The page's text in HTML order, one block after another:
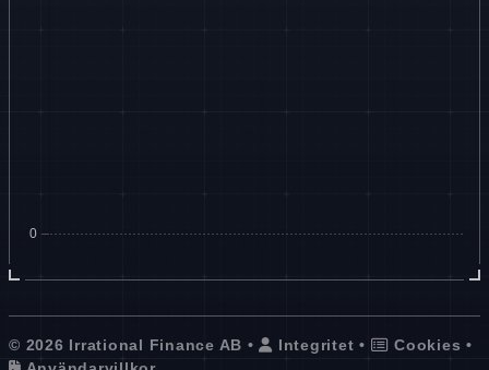
© 2026 Irrational Finance AB • Integritet • Cookies •